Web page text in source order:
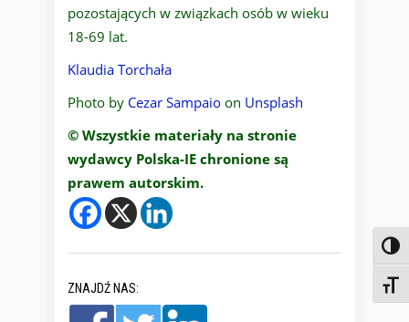
pozostających w związkach osób w wieku
18-69 lat.
Klaudia Torchała
Photo by Cezar Sampaio on Unsplash
© Wszystkie materiały na stronie
wydawcy Polska-IE chronione są
prawem autorskim.
ZNAJDŹ NAS: